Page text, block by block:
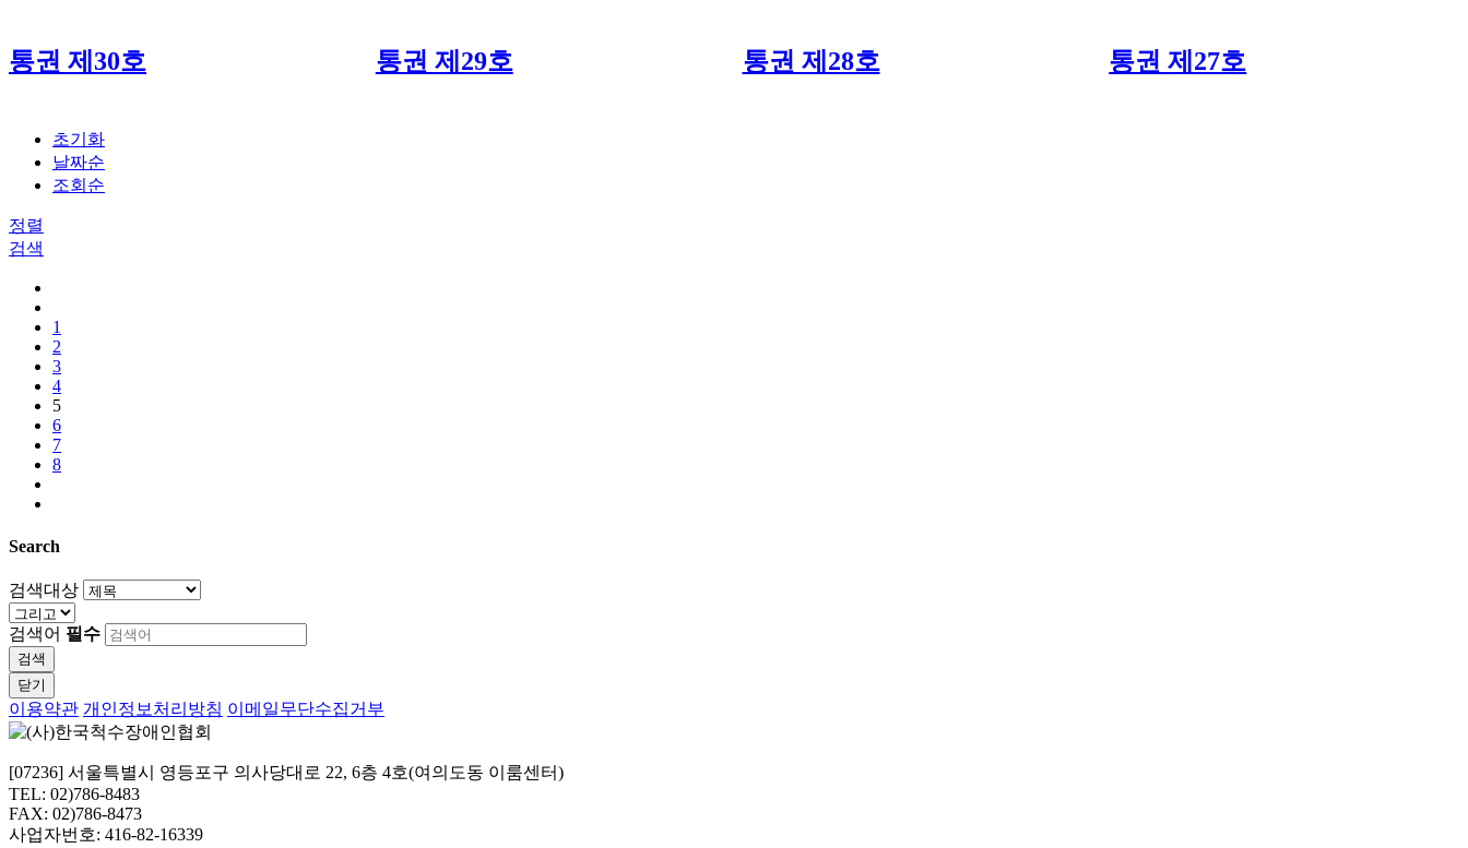
통권 제30호 통권 제29호 통권 제28호 통권 제27호
초기화
날짜순
조회순
정렬
검색
1
2
3
4
5
6
7
8
Search
검색대상
검색어 필수
검색
닫기
이용약관 개인정보처리방침 이메일무단수집거부
[07236] 서울특별시 영등포구 의사당대로 22, 6층 4호(여의도동 이룸센터)
TEL: 02)786-8483
FAX: 02)786-8473
사업자번호: 416-82-16339